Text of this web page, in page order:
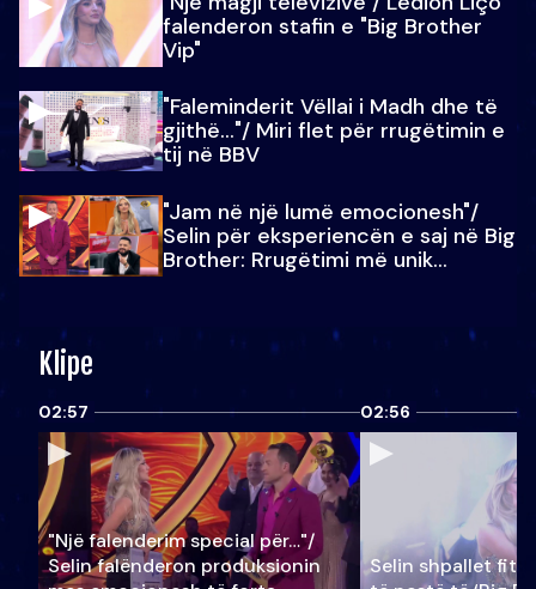
falenderon stafin e "Big Brother
Vip"
"Faleminderit Vëllai i Madh dhe të
gjithë…"/ Miri flet për rrugëtimin e
tij në BBV
"Jam në një lumë emocionesh"/
Selin për eksperiencën e saj në Big
Brother: Rrugëtimi më unik…
Klipe
02:57
"Një falenderim special për…"/
Selin falënderon produksionin
02:56
Selin shpallet